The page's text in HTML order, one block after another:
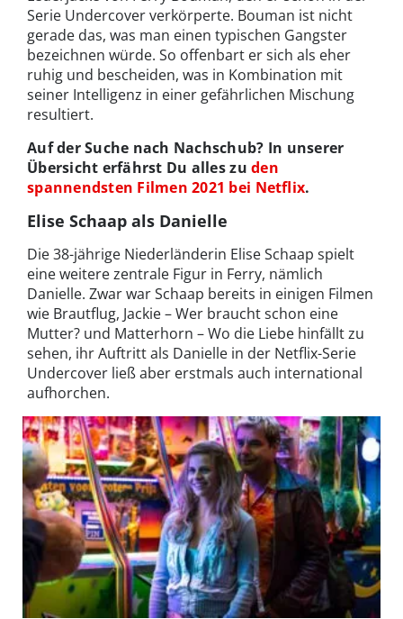
Serie Undercover verkörperte. Bouman ist nicht
gerade das, was man einen typischen Gangster
bezeichnen würde. So offenbart er sich als eher
ruhig und bescheiden, was in Kombination mit
seiner Intelligenz in einer gefährlichen Mischung
resultiert.
Auf der Suche nach Nachschub? In unserer
Übersicht erfährst Du alles zuden
spannendsten Filmen 2021 bei Netflix.
Elise Schaap als Danielle
Die 38-jährige Niederländerin Elise Schaap spielt
eine weitere zentrale Figur in Ferry, nämlich
Danielle. Zwar war Schaap bereits in einigen Filmen
wie Brautflug, Jackie – Wer braucht schon eine
Mutter? und Matterhorn – Wo die Liebe hinfällt zu
sehen, ihr Auftritt als Danielle in der Netflix-Serie
Undercover ließ aber erstmals auch international
aufhorchen.